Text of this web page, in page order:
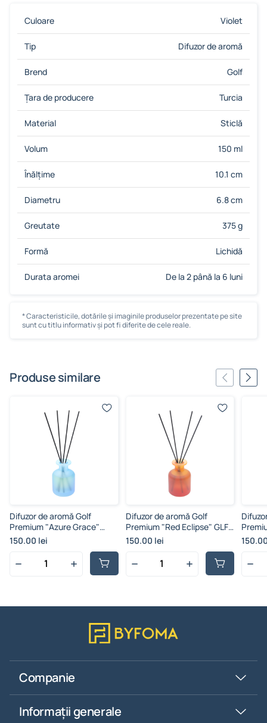
Culoare Violet
Tip Difuzor de aromă
Brend Golf
Țara de producere Turcia
Material Sticlă
Volum 150 ml
Înălțime 10.1 cm
Diametru 6.8 cm
Greutate 375 g
Formă Lichidă
Durata aromei De la 2 până la 6 luni
* Caracteristicile, dotările și imaginile produselor prezentate pe site
sunt cu titlu informativ și pot fi diferite de cele reale.
Produse similare
Difuzor de aromă Golf
Premium "Azure Grace"
GLF-04, 150 ml, albastru
deschis
150.00 lei
Difuzor de aromă Golf
Premium "Red Eclipse" GLF-
03, 150 ml, roşu
150.00 lei
GLF-
Companie
Informații generale